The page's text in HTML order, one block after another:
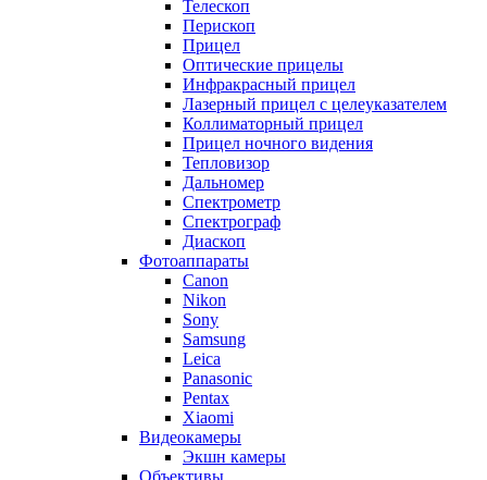
Телескоп
Перископ
Прицел
Оптические прицелы
Инфракрасный прицел
Лазерный прицел с целеуказателем
Коллиматорный прицел
Прицел ночного видения
Тепловизор
Дальномер
Спектрометр
Спектрограф
Диаскоп
Фотоаппараты
Canon
Nikon
Sony
Samsung
Leica
Panasonic
Pentax
Xiaomi
Видеокамеры
Экшн камеры
Объективы